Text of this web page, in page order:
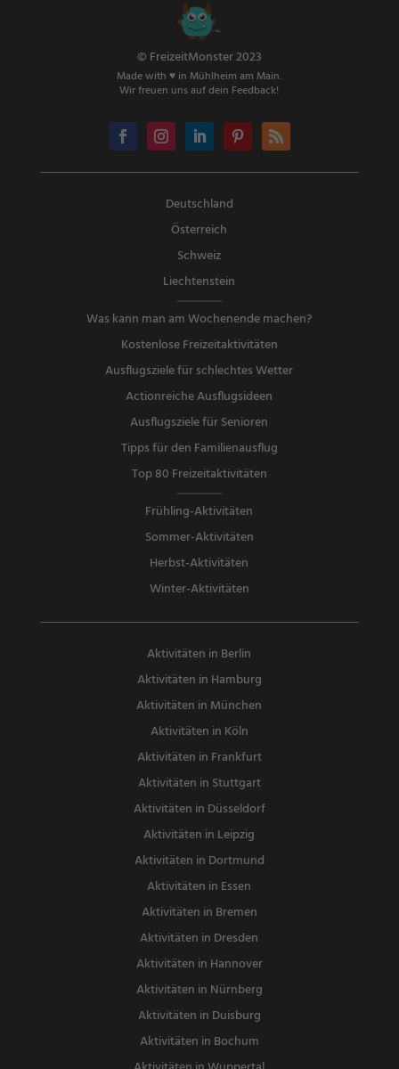
© FreizeitMonster 2023
Made with ♥ in Mühlheim am Main.
Wir freuen uns auf dein Feedback!
Deutschland
Österreich
Schweiz
Liechtenstein
Was kann man am Wochenende machen?
Kostenlose Freizeitaktivitäten
Ausflugsziele für schlechtes Wetter
Actionreiche Ausflugsideen
Ausflugsziele für Senioren
Tipps für den Familienausflug
Top 80 Freizeitaktivitäten
Frühling-Aktivitäten
Sommer-Aktivitäten
Herbst-Aktivitäten
Winter-Aktivitäten
Aktivitäten in Berlin
Aktivitäten in Hamburg
Aktivitäten in München
Aktivitäten in Köln
Aktivitäten in Frankfurt
Aktivitäten in Stuttgart
Aktivitäten in Düsseldorf
Aktivitäten in Leipzig
Aktivitäten in Dortmund
Aktivitäten in Essen
Aktivitäten in Bremen
Aktivitäten in Dresden
Aktivitäten in Hannover
Aktivitäten in Nürnberg
Aktivitäten in Duisburg
Aktivitäten in Bochum